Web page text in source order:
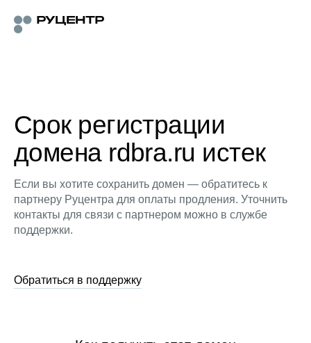
Срок регистрации
домена rdbra.ru истек
Если вы хотите сохранить домен — обратитесь к
партнеру Руцентра для оплаты продления. Уточнить
контакты для связи с партнером можно в службе
поддержки.
Обратиться в поддержку